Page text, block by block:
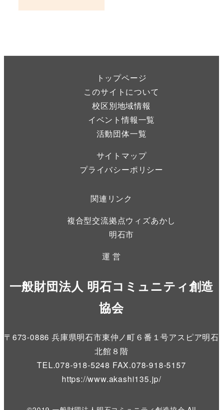
トップページ
このサイトについて
校区別地域情報
イベント情報一覧
活動団体一覧
サイトマップ
プライバシーポリシー
関連リンク
複合型交流拠点ウィズあかし
明石市
運 営
一般財団法人 明石コミュニティ創造
協会
〒673-0886 兵庫県明石市東仲ノ町６番１号アスピア明石
北館８階
TEL.078-918-5248 FAX.078-918-5157
https://www.akashi135.jp/